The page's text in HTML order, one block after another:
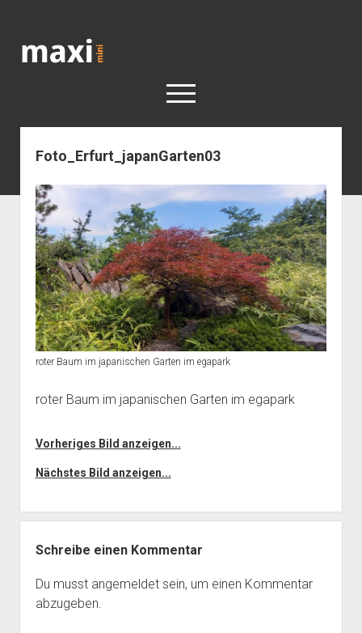
open
< work
Berlin
Reisen
Kunst
Geschichte
open
dropdown
menu
Geschichte der Stadt Berlin
Impressum
Foto_Erfurt_japanGarten03
roter Baum im japanischen Garten im egapark
roter Baum im japanischen Garten im egapark
Vorheriges Bild anzeigen...
Nächstes Bild anzeigen...
Schreibe einen Kommentar
Du musst angemeldetsein, um einen Kommentar
abzugeben.